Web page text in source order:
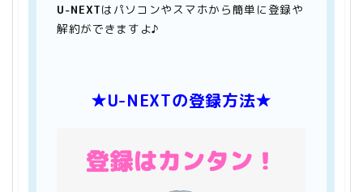
U-NEXTはパソコンやスマホから簡単に登録や
解約ができますよ♪
★U-NEXTの登録方法★